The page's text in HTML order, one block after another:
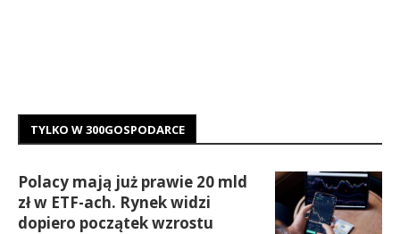
TYLKO W 300GOSPODARCE
Polacy mają już prawie 20 mld
zł w ETF-ach. Rynek widzi
dopiero początek wzrostu